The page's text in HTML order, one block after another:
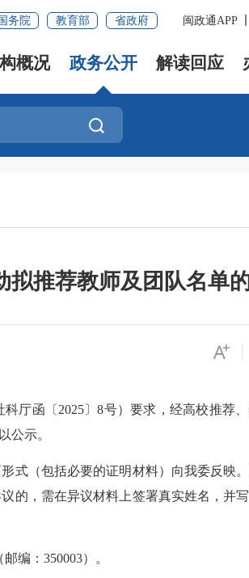
务院 教育部 省政府 闽政通APP
概况 政务公开 解读回应
拟推荐教师及团队名单
函〔2025〕8号）要求，经高校推荐
公示。
（包括必要的证明材料）向我委反映
的，需在异议材料上签署真实姓名，并
编：350003）。